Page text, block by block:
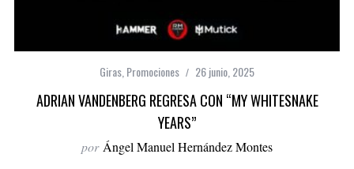
Giras Promociones 26 junio, 2025
ADRIAN VANDENBERG REGRESA CON “MY WHITESNAKE
YEARS”
por Ángel Manuel Hernández Montes